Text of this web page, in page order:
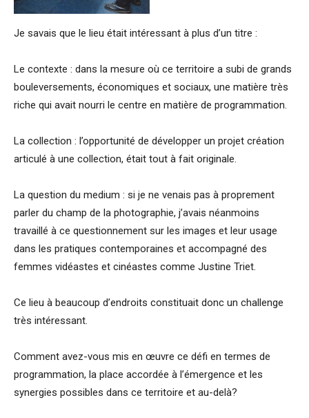
Je savais que le lieu était intéressant à plus d’un titre :
Le contexte : dans la mesure où ce territoire a subi de grands
bouleversements, économiques et sociaux, une matière très
riche qui avait nourri le centre en matière de programmation.
La collection : l’opportunité de développer un projet création
articulé à une collection, était tout à fait originale.
La question du medium : si je ne venais pas à proprement
parler du champ de la photographie, j’avais néanmoins
travaillé à ce questionnement sur les images et leur usage
dans les pratiques contemporaines et accompagné des
femmes vidéastes et cinéastes comme Justine Triet.
Ce lieu à beaucoup d’endroits constituait donc un challenge
très intéressant.
Comment avez-vous mis en œuvre ce défi en termes de
programmation, la place accordée à l’émergence et les
synergies possibles dans ce territoire et au-delà?